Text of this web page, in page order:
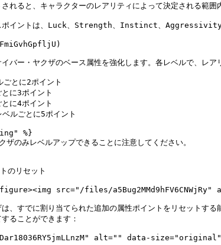
れると、キャラクターのレアリティによって決定される範
ポイントは、Luck、Strength、Instinct、Aggressivity
イバー・ヤクザのベース属性を強化します。各レベルで
とに2ポイント
に3ポイント
に4ポイント
ルごとに5ポイント
%}
ザのみレベルアップできることに注意してください。
リセット
src="/files/
、すでに割り当てられた追加の属性ポイントをリセットす
ることができます：
alt="" data-